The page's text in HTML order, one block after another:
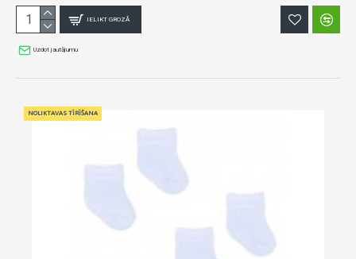
IELIKT GROZĀ
Uzdot jautājumu
NOLIKTAVAS TĪRĪŠANA